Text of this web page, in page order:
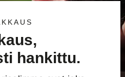
hankittu.